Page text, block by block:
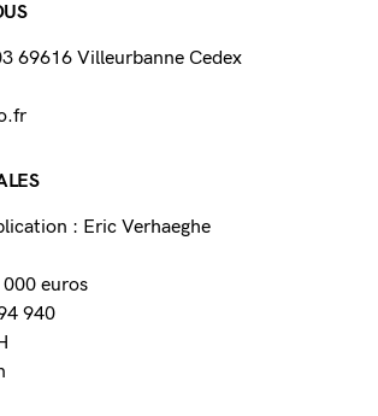
69616 Villeurbanne Cedex
: Eric Verhaeghe
euros
940